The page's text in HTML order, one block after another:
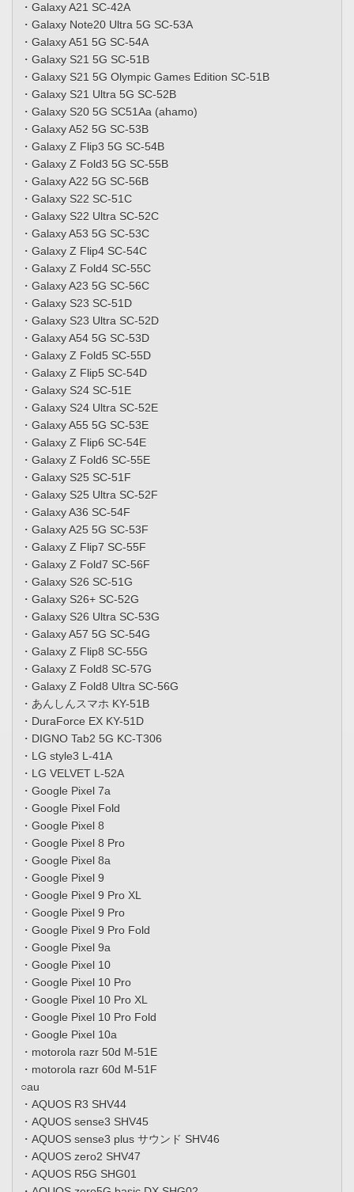
・Galaxy A21 SC-42A
・Galaxy Note20 Ultra 5G SC-53A
・Galaxy A51 5G SC-54A
・Galaxy S21 5G SC-51B
・Galaxy S21 5G Olympic Games Edition SC-51B
・Galaxy S21 Ultra 5G SC-52B
・Galaxy S20 5G SC51Aa (ahamo)
・Galaxy A52 5G SC-53B
・Galaxy Z Flip3 5G SC-54B
・Galaxy Z Fold3 5G SC-55B
・Galaxy A22 5G SC-56B
・Galaxy S22 SC-51C
・Galaxy S22 Ultra SC-52C
・Galaxy A53 5G SC-53C
・Galaxy Z Flip4 SC-54C
・Galaxy Z Fold4 SC-55C
・Galaxy A23 5G SC-56C
・Galaxy S23 SC-51D
・Galaxy S23 Ultra SC-52D
・Galaxy A54 5G SC-53D
・Galaxy Z Fold5 SC-55D
・Galaxy Z Flip5 SC-54D
・Galaxy S24 SC-51E
・Galaxy S24 Ultra SC-52E
・Galaxy A55 5G SC-53E
・Galaxy Z Flip6 SC-54E
・Galaxy Z Fold6 SC-55E
・Galaxy S25 SC-51F
・Galaxy S25 Ultra SC-52F
・Galaxy A36 SC-54F
・Galaxy A25 5G SC-53F
・Galaxy Z Flip7 SC-55F
・Galaxy Z Fold7 SC-56F
・Galaxy S26 SC-51G
・Galaxy S26+ SC-52G
・Galaxy S26 Ultra SC-53G
・Galaxy A57 5G SC-54G
・Galaxy Z Flip8 SC-55G
・Galaxy Z Fold8 SC-57G
・Galaxy Z Fold8 Ultra SC-56G
・あんしんスマホ KY-51B
・DuraForce EX KY-51D
・DIGNO Tab2 5G KC-T306
・LG style3 L-41A
・LG VELVET L-52A
・Google Pixel 7a
・Google Pixel Fold
・Google Pixel 8
・Google Pixel 8 Pro
・Google Pixel 8a
・Google Pixel 9
・Google Pixel 9 Pro XL
・Google Pixel 9 Pro
・Google Pixel 9 Pro Fold
・Google Pixel 9a
・Google Pixel 10
・Google Pixel 10 Pro
・Google Pixel 10 Pro XL
・Google Pixel 10 Pro Fold
・Google Pixel 10a
・motorola razr 50d M-51E
・motorola razr 60d M-51F
○au
・AQUOS R3 SHV44
・AQUOS sense3 SHV45
・AQUOS sense3 plus サウンド SHV46
・AQUOS zero2 SHV47
・AQUOS R5G SHG01